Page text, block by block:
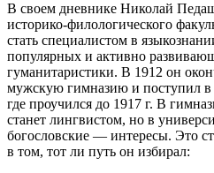
В своем дневнике Николай
историко-филологического
стать специалистом в
популярных и активно
гуманитаристики. В 1912 он
мужскую гимназию и поступил в
где проучился до 1917 г. В
станет лингвистом, но в
богословские — интересы. Это
в том, тот ли путь он избирал: